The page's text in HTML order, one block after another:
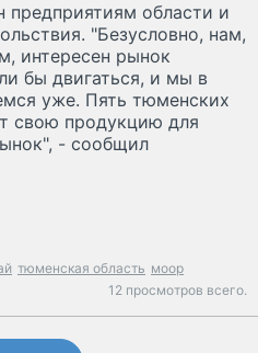
предприятиям области и
"Безусловно, нам,
интересен рынок
бы двигаться, и мы в
уже. Пять тюменских
свою продукцию для
- сообщил
тюменская область моор
12 просмотров всего.